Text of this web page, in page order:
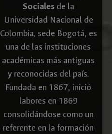
Socialesde la
Universidad Nacional de
Colombia, sede Bogotá, es
una de las instituciones
académicas más antiguas
y reconocidas del país.
Fundada en 1867, inició
labores en 1869
consolidándose como un
referente en la formación